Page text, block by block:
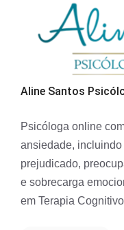
Aline Santos
Psicóloga online
ansiedade,
prejudicado,
e sobrecarga
em Terapia